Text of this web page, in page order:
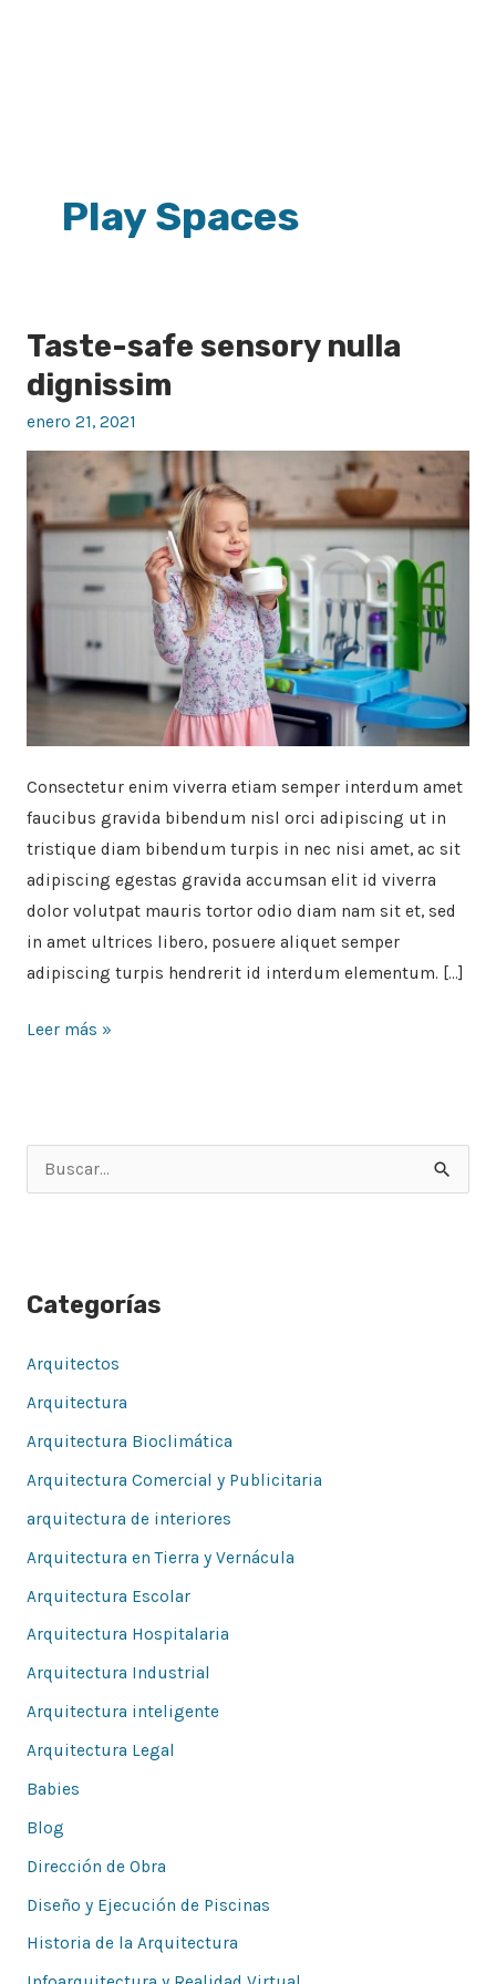
Play Spaces
Taste-safe sensory nulla
dignissim
enero 21, 2021
Consectetur enim viverra etiam semper interdum amet
faucibus gravida bibendum nisl orci adipiscing ut in
tristique diam bibendum turpis in nec nisi amet, ac sit
adipiscing egestas gravida accumsan elit id viverra
dolor volutpat mauris tortor odio diam nam sit et, sed
in amet ultrices libero, posuere aliquet semper
adipiscing turpis hendrerit id interdum elementum. […]
Taste-
safe
sensory
nulla
dignissim
Leer más »
a
o
r
:
Categorías
Arquitectos
Arquitectura
Arquitectura Bioclimática
Arquitectura Comercial y Publicitaria
arquitectura de interiores
Arquitectura en Tierra y Vernácula
Arquitectura Escolar
Arquitectura Hospitalaria
Arquitectura Industrial
Arquitectura inteligente
Arquitectura Legal
Babies
Blog
Dirección de Obra
Diseño y Ejecución de Piscinas
Historia de la Arquitectura